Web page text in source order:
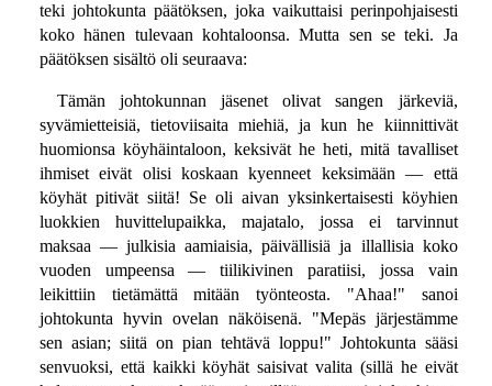
teki johtokunta päätöksen, joka vaikuttaisi perinpohjaisesti
koko hänen tulevaan kohtaloonsa. Mutta sen se teki. Ja
päätöksen sisältö oli seuraava:
Tämän johtokunnan jäsenet olivat sangen järkeviä,
syvämietteisiä, tietoviisaita miehiä, ja kun he kiinnittivät
huomionsa köyhäintaloon, keksivät he heti, mitä tavalliset
ihmiset eivät olisi koskaan kyenneet keksimään — että
köyhät pitivät siitä! Se oli aivan yksinkertaisesti köyhien
luokkien huvittelupaikka, majatalo, jossa ei tarvinnut
maksaa — julkisia aamiaisia, päivällisiä ja illallisia koko
vuoden umpeensa — tiilikivinen paratiisi, jossa vain
leikittiin tietämättä mitään työnteosta. "Ahaa!" sanoi
johtokunta hyvin ovelan näköisenä. "Mepäs järjestämme
sen asian; siitä on pian tehtävä loppu!" Johtokunta sääsi
senvuoksi, että kaikki köyhät saisivat valita (sillä he eivät